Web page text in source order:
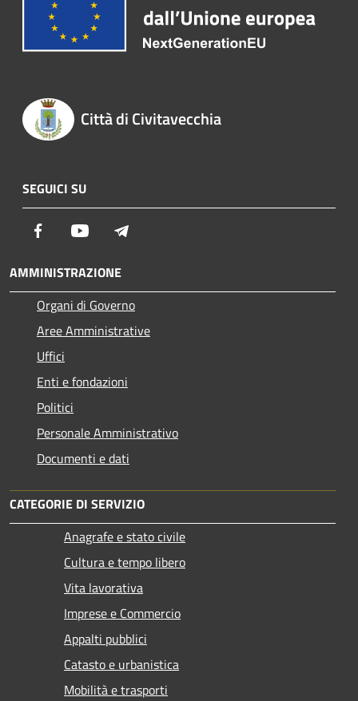
Città di Civitavecchia
SEGUICI SU
Facebook Youtube
AMMINISTRAZIONE
Organi di Governo
Aree Amministrative
Uffici
Enti e fondazioni
Politici
Personale Amministrativo
Documenti e dati
CATEGORIE DI SERVIZIO
Anagrafe e stato civile
Cultura e tempo libero
Vita lavorativa
Imprese e Commercio
Appalti pubblici
Catasto e urbanistica
Mobilità e trasporti